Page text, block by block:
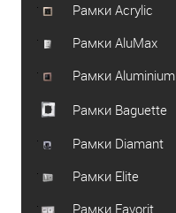
Рамки Acrylic
Рамки AluMax
Рамки Aluminium
Рамки Baguette
Рамки Diamant
Рамки Elite
Рамки Favorit